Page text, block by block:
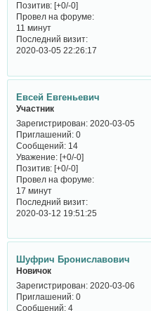
Позитив: [+0/-0]
Провел на форуме:
11 минут
Последний визит:
2020-03-05 22:26:17
Евсей Евгеньевич
Участник
Зарегистрирован: 2020-03-05
Приглашений:0
Сообщений:14
Уважение: [+0/-0]
Позитив: [+0/-0]
Провел на форуме:
17 минут
Последний визит:
2020-03-12 19:51:25
Шуфрич Брониславович
Новичок
Зарегистрирован: 2020-03-06
Приглашений:0
Сообщений:4